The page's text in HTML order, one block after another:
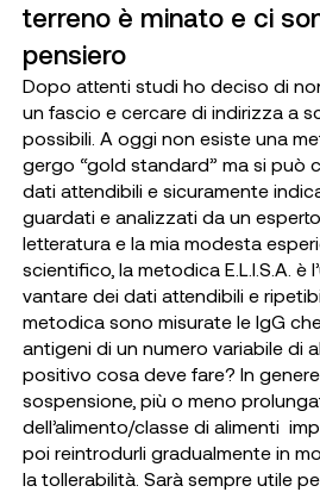
terreno è minato e ci
pensiero
Dopo attenti studi ho deciso di
un fascio e cercare di indirizza a
possibili. A oggi non esiste una
gergo “gold standard” ma si può
dati attendibili e sicuramente
guardati e analizzati da un
letteratura e la mia modesta
scientifico, la metodica E.L.I.S.A. è
vantare dei dati attendibili e
metodica sono misurate le IgG
antigeni di un numero variabile di
positivo cosa deve fare? In
sospensione, più o meno
dell’alimento/classe di alimenti
poi reintrodurli gradualmente in
la tollerabilità. Sarà sempre utile